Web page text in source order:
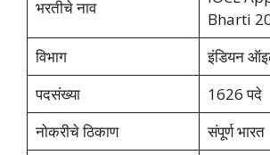
भरतीचे नाव
Bharti
विभाग
इंडियन
पदसंख्या
1626 पदे
नोकरीचे ठिकाण
संपूर्ण भारत